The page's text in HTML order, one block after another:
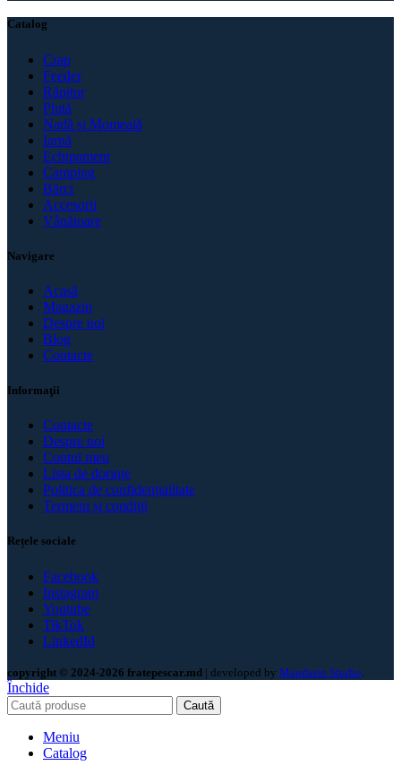
Catalog
Crap
Feeder
Răpitor
Plută
Nadă și Momeală
Iarnă
Echipament
Camping
Bărci
Accesorii
Vânătoare
Navigare
Acasă
Magazin
Despre noi
Blog
Contacte
Informaţii
Contacte
Despre noi
Contul meu
Lista de dorințe
Politica de confidenţialitate
Termeni și condiții
Rețele sociale
Facebook
Instagram
Youtube
TikTok
LinkedId
copyright © 2024-2026 fratepescar.md | developed by Mandarin Studio
Închide
Caută
Meniu
Catalog